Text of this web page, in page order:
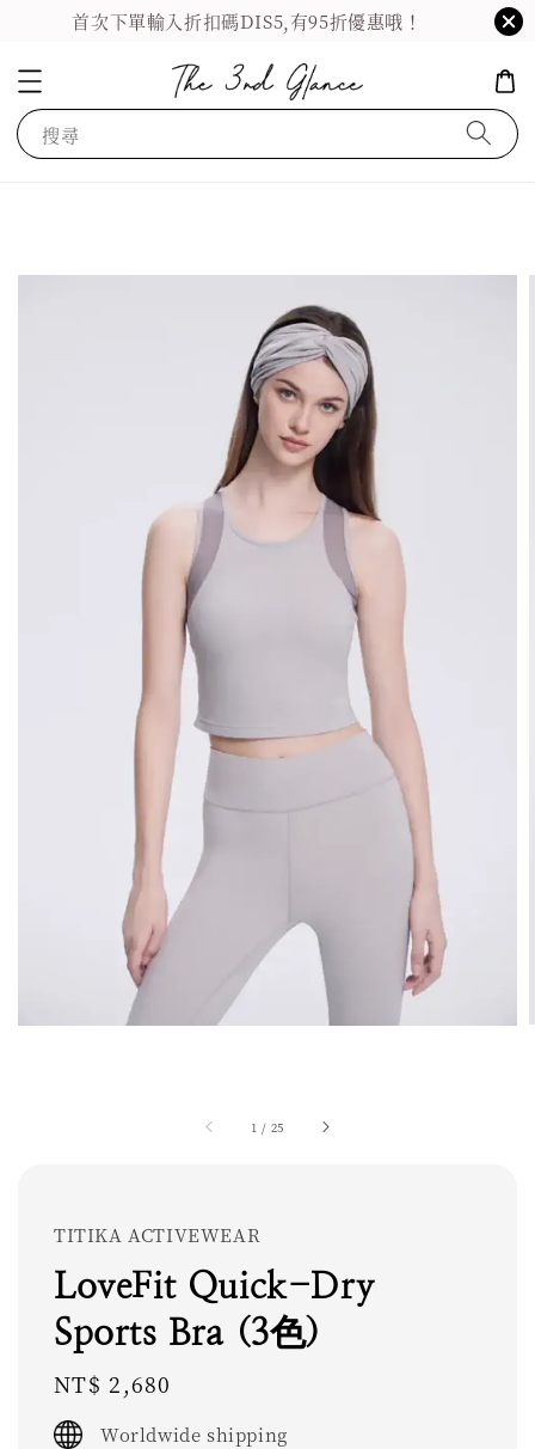
首次下單輸入折扣碼DIS5,有95折優惠哦！
搜尋
1 / 25
TITIKA ACTIVEWEAR
LoveFit Quick-Dry
Sports Bra (3色)
Regular
price
NT$ 2,680
Worldwide shipping